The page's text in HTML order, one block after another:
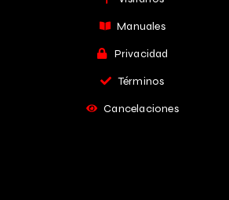
Manuales
Privacidad
Términos
Cancelaciones